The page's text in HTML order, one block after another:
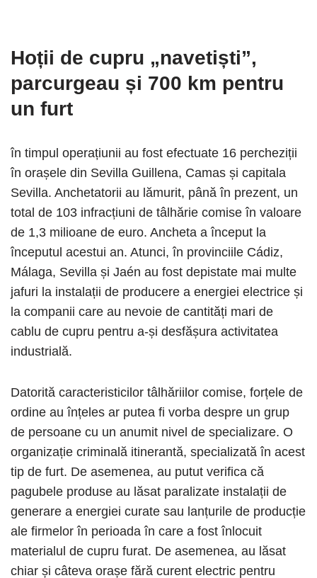
Hoții de cupru „navetiști”,
parcurgeau și 700 km pentru
un furt
în timpul operațiunii au fost efectuate 16 percheziții
în orașele din Sevilla Guillena, Camas și capitala
Sevilla. Anchetatorii au lămurit, până în prezent, un
total de 103 infracțiuni de tâlhărie comise în valoare
de 1,3 milioane de euro. Ancheta a început la
începutul acestui an. Atunci, în provinciile Cádiz,
Málaga, Sevilla și Jaén au fost depistate mai multe
jafuri la instalații de producere a energiei electrice și
la companii care au nevoie de cantități mari de
cablu de cupru pentru a-și desfășura activitatea
industrială.
Datorită caracteristicilor tâlhăriilor comise, forțele de
ordine au înțeles ar putea fi vorba despre un grup
de persoane cu un anumit nivel de specializare. O
organizație criminală itinerantă, specializată în acest
tip de furt. De asemenea, au putut verifica că
pagubele produse au lăsat paralizate instalații de
generare a energiei curate sau lanțurile de producție
ale firmelor în perioada în care a fost înlocuit
materialul de cupru furat. De asemenea, au lăsat
chiar și câteva orașe fără curent electric pentru